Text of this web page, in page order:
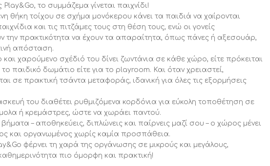
το συμμάζεμα γίνεται παιχνίδι!
θήκη τοίχου σε σχήμα μονόκερου κάνει τα παιδιά να χαίρονται
και τις πιτζάμες τους στη θέση τους, ενώ οι γονείς
την πρακτικότητα να έχουν τα απαραίτητα, όπως πάνες ή αξεσουάρ,
απόσταση.
και χαρούμενο σχέδιό του δίνει ζωντάνια σε κάθε χώρο, είτε πρόκειται
το παιδικό δωμάτιο είτε για το playroom. Και όταν χρειαστεί,
σε πρακτική τσάντα μεταφοράς, ιδανική για όλες τις εξορμήσεις
του διαθέτει ρυθμιζόμενα κορδόνια για εύκολη τοποθέτηση σε
ή κρεμάστρες, ώστε να χωράει παντού.
– αποθηκεύεις, διπλώνεις και παίρνεις μαζί σου – ο χώρος μένει
και οργανωμένος χωρίς καμία προσπάθεια.
φέρνει τη χαρά της οργάνωσης σε μικρούς και μεγάλους,
πιο όμορφη και πρακτική!